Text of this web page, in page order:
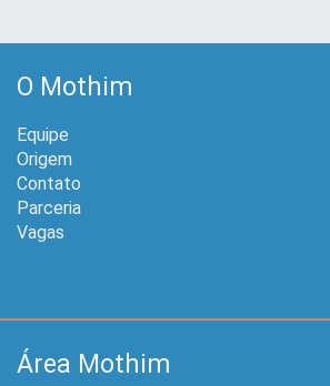
O Mothim
Equipe
Origem
Contato
Parceria
Vagas
Área Mothim